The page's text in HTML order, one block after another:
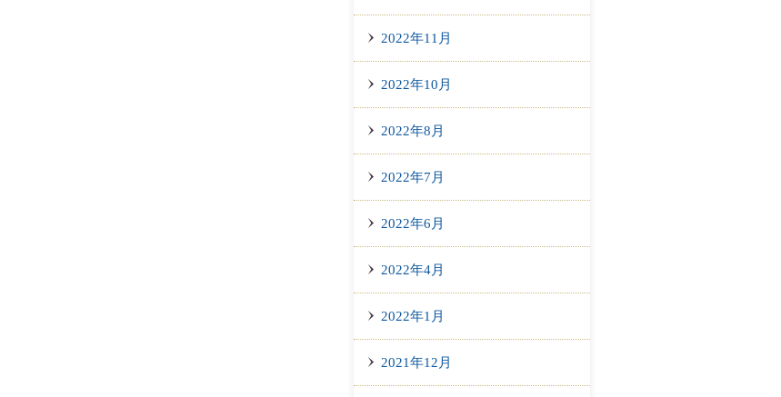
2022年11月
2022年10月
2022年8月
2022年7月
2022年6月
2022年4月
2022年1月
2021年12月